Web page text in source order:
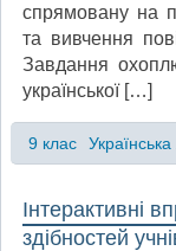
спрямовану на
та вивчення
Завдання
української […]
9 клас Українська
Інтерактивні
здібностей